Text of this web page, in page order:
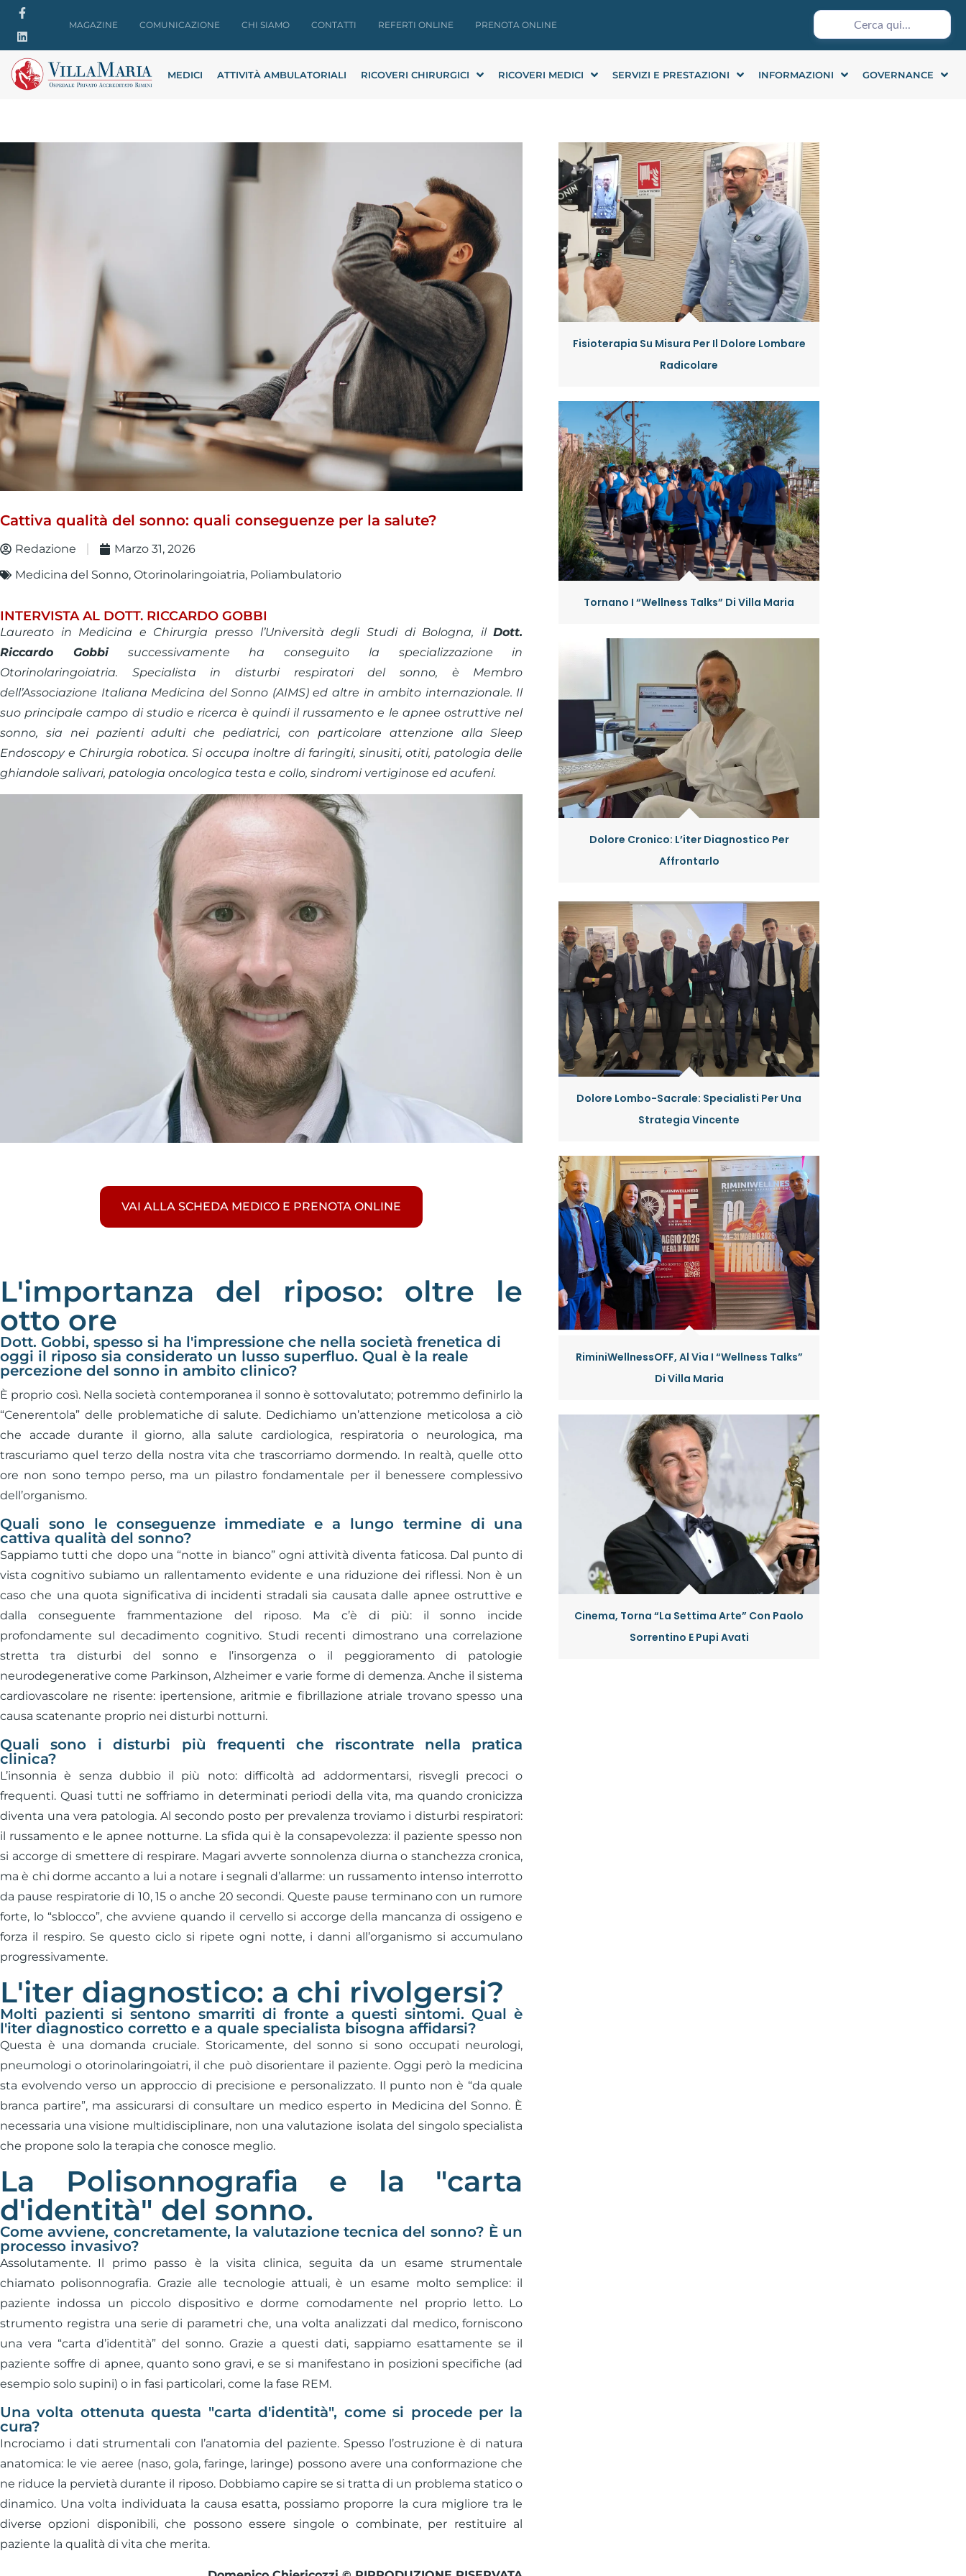
MAGAZINE COMUNICAZIONE CHI SIAMO CONTATTI REFERTI ONLINE PRENOTA ONLINE
MEDICI ATTIVITÀ AMBULATORIALI RICOVERI CHIRURGICI RICOVERI MEDICI SERVIZI E PRESTAZIONI INFORMAZIONI GOVERNANCE
Cattiva qualità del sonno: quali conseguenze per la salute?
Redazione
Marzo 31, 2026
Medicina del Sonno, Otorinolaringoiatria, Poliambulatorio
INTERVISTA AL DOTT. RICCARDO GOBBI
Laureato in Medicina e Chirurgia presso l’Università degli Studi di Bologna, ilDott.
Riccardo Gobbisuccessivamente ha conseguito la specializzazione in
Otorinolaringoiatria. Specialista in disturbi respiratori del sonno, è Membro
dell’Associazione Italiana Medicina del Sonno (AIMS) ed altre in ambito internazionale. Il
suo principale campo di studio e ricerca è quindi il russamento e le apnee ostruttive nel
sonno, sia nei pazienti adulti che pediatrici, con particolare attenzione alla Sleep
Endoscopy e Chirurgia robotica. Si occupa inoltre di faringiti, sinusiti, otiti, patologia delle
ghiandole salivari, patologia oncologica testa e collo, sindromi vertiginose ed acufeni.
VAI ALLA SCHEDA MEDICO E PRENOTA ONLINE
L'importanza del riposo: oltre le
otto ore
Dott. Gobbi, spesso si ha l'impressione che nella società frenetica di
oggi il riposo sia considerato un lusso superfluo. Qual è la reale
percezione del sonno in ambito clinico?
È proprio così. Nella società contemporanea il sonno è sottovalutato; potremmo definirlo la
“Cenerentola” delle problematiche di salute. Dedichiamo un’attenzione meticolosa a ciò
che accade durante il giorno, alla salute cardiologica, respiratoria o neurologica, ma
trascuriamo quel terzo della nostra vita che trascorriamo dormendo. In realtà, quelle otto
ore non sono tempo perso, ma un pilastro fondamentale per il benessere complessivo
dell’organismo.
Quali sono le conseguenze immediate e a lungo termine di una
cattiva qualità del sonno?
Sappiamo tutti che dopo una “notte in bianco” ogni attività diventa faticosa. Dal punto di
vista cognitivo subiamo un rallentamento evidente e una riduzione dei riflessi. Non è un
caso che una quota significativa di incidenti stradali sia causata dalle apnee ostruttive e
dalla conseguente frammentazione del riposo. Ma c’è di più: il sonno incide
profondamente sul decadimento cognitivo. Studi recenti dimostrano una correlazione
stretta tra disturbi del sonno e l’insorgenza o il peggioramento di patologie
neurodegenerative come Parkinson, Alzheimer e varie forme di demenza. Anche il sistema
cardiovascolare ne risente: ipertensione, aritmie e fibrillazione atriale trovano spesso una
causa scatenante proprio nei disturbi notturni.
Quali sono i disturbi più frequenti che riscontrate nella pratica
clinica?
L’insonnia è senza dubbio il più noto: difficoltà ad addormentarsi, risvegli precoci o
frequenti. Quasi tutti ne soffriamo in determinati periodi della vita, ma quando cronicizza
diventa una vera patologia. Al secondo posto per prevalenza troviamo i disturbi respiratori:
il russamento e le apnee notturne. La sfida qui è la consapevolezza: il paziente spesso non
si accorge di smettere di respirare. Magari avverte sonnolenza diurna o stanchezza cronica,
ma è chi dorme accanto a lui a notare i segnali d’allarme: un russamento intenso interrotto
da pause respiratorie di 10, 15 o anche 20 secondi. Queste pause terminano con un rumore
forte, lo “sblocco”, che avviene quando il cervello si accorge della mancanza di ossigeno e
forza il respiro. Se questo ciclo si ripete ogni notte, i danni all’organismo si accumulano
progressivamente.
L'iter diagnostico: a chi rivolgersi?
Molti pazienti si sentono smarriti di fronte a questi sintomi. Qual è
l'iter diagnostico corretto e a quale specialista bisogna affidarsi?
Questa è una domanda cruciale. Storicamente, del sonno si sono occupati neurologi,
pneumologi o otorinolaringoiatri, il che può disorientare il paziente. Oggi però la medicina
sta evolvendo verso un approccio di precisione e personalizzato. Il punto non è “da quale
branca partire”, ma assicurarsi di consultare un medico esperto in Medicina del Sonno. È
necessaria una visione multidisciplinare, non una valutazione isolata del singolo specialista
che propone solo la terapia che conosce meglio.
La Polisonnografia e la "carta
d'identità" del sonno.
Come avviene, concretamente, la valutazione tecnica del sonno? È un
processo invasivo?
Assolutamente. Il primo passo è la visita clinica, seguita da un esame strumentale
chiamato polisonnografia. Grazie alle tecnologie attuali, è un esame molto semplice: il
paziente indossa un piccolo dispositivo e dorme comodamente nel proprio letto. Lo
strumento registra una serie di parametri che, una volta analizzati dal medico, forniscono
una vera “carta d’identità” del sonno. Grazie a questi dati, sappiamo esattamente se il
paziente soffre di apnee, quanto sono gravi, e se si manifestano in posizioni specifiche (ad
esempio solo supini) o in fasi particolari, come la fase REM.
Una volta ottenuta questa "carta d'identità", come si procede per la
cura?
Incrociamo i dati strumentali con l’anatomia del paziente. Spesso l’ostruzione è di natura
anatomica: le vie aeree (naso, gola, faringe, laringe) possono avere una conformazione che
ne riduce la pervietà durante il riposo. Dobbiamo capire se si tratta di un problema statico o
dinamico. Una volta individuata la causa esatta, possiamo proporre la cura migliore tra le
diverse opzioni disponibili, che possono essere singole o combinate, per restituire al
paziente la qualità di vita che merita.
Fisioterapia Su Misura Per Il Dolore Lombare
Radicolare
Tornano I “Wellness Talks” Di Villa Maria
Dolore Cronico: L’iter Diagnostico Per
Affrontarlo
Dolore Lombo-Sacrale: Specialisti Per Una
Strategia Vincente
RiminiWellnessOFF, Al Via I “Wellness Talks”
Di Villa Maria
Cinema, Torna “La Settima Arte” Con Paolo
Sorrentino E Pupi Avati